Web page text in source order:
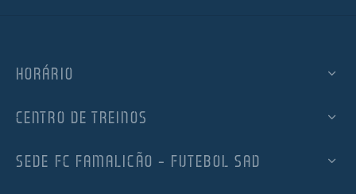
HORÁRIO
CENTRO DE TREINOS
SEDE FC FAMALICÃO – FUTEBOL SAD